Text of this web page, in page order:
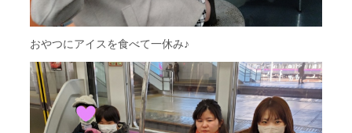
おやつにアイスを食べて一休み♪